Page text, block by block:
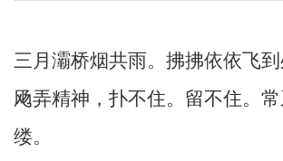
三月灞桥烟共雨。拂拂依依飞
飏弄精神，扑不住。留不住。
缕。